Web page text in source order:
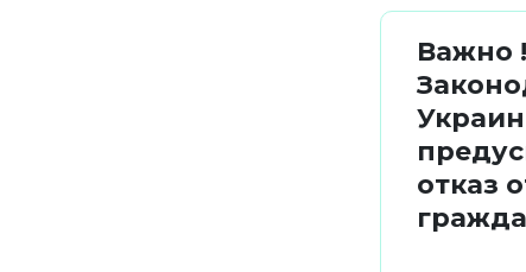
Важно !
отказ